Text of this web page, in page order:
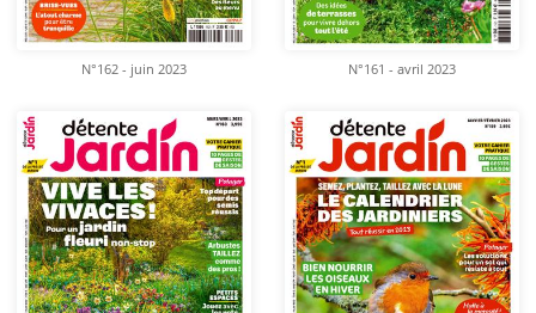
N°162 - juin 2023 N°161 - avril 2023